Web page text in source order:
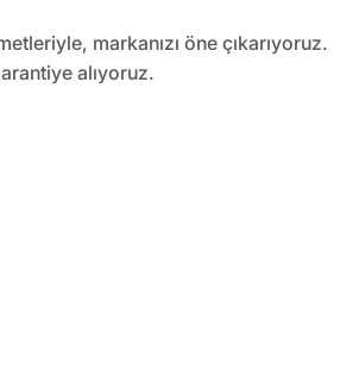
markanızı öne çıkarıyoruz.
alıyoruz.